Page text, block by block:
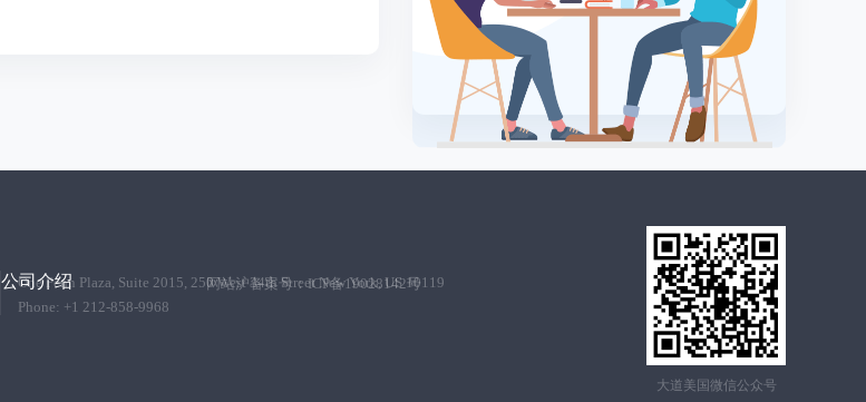
公司介绍 网站沪备案号：ICP备19028142号
One Penn Plaza, Suite 2015, 250 West 34th Street New York, US 10119
Phone: +1 212-858-9968
大道美国微信公众号